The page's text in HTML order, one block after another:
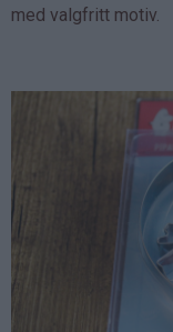
med valgfritt motiv.